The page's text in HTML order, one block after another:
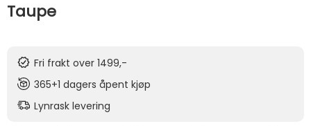
Taupe
Fri frakt over 1499,-
365+1 dagers åpent kjøp
Lynrask levering